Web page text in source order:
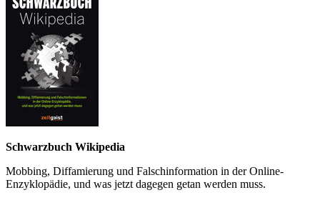
Schwarzbuch Wikipedia
Mobbing, Diffamierung und Falsch­information in der Online-
Enzyklo­pädie, und was jetzt da­gegen getan werden muss.